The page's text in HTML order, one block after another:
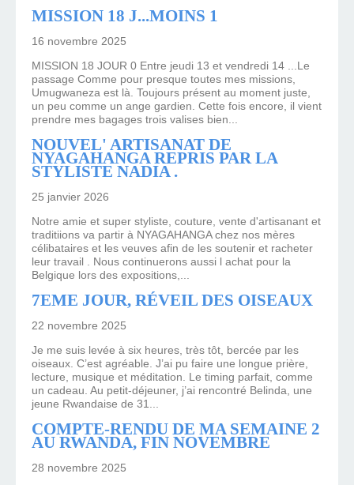
MISSION 18 J...MOINS 1
16 novembre 2025
MISSION 18 JOUR 0 Entre jeudi 13 et vendredi 14 ...Le
passage Comme pour presque toutes mes missions,
Umugwaneza est là. Toujours présent au moment juste,
un peu comme un ange gardien. Cette fois encore, il vient
prendre mes bagages trois valises bien...
NOUVEL' ARTISANAT DE
NYAGAHANGA REPRIS PAR LA
STYLISTE NADIA .
25 janvier 2026
Notre amie et super styliste, couture, vente d'artisanant et
traditiions va partir à NYAGAHANGA chez nos mères
célibataires et les veuves afin de les soutenir et racheter
leur travail . Nous continuerons aussi l achat pour la
Belgique lors des expositions,...
7EME JOUR, RÉVEIL DES OISEAUX
22 novembre 2025
Je me suis levée à six heures, très tôt, bercée par les
oiseaux. C’est agréable. J’ai pu faire une longue prière,
lecture, musique et méditation. Le timing parfait, comme
un cadeau. Au petit-déjeuner, j’ai rencontré Belinda, une
jeune Rwandaise de 31...
COMPTE-RENDU DE MA SEMAINE 2
AU RWANDA, FIN NOVEMBRE
28 novembre 2025